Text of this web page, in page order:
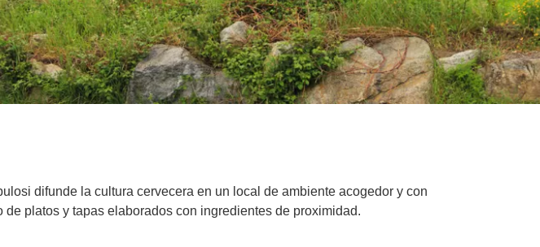
difunde la cultura cervecera en un local de ambiente acogedor y con
platos y tapas elaborados con ingredientes de proximidad.